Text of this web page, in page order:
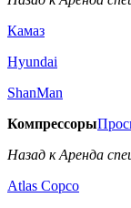
Камаз
Hyundai
ShanMan
Компрессоры
Назад к Аренда
Аtlas Copco